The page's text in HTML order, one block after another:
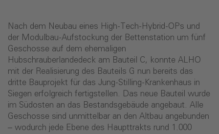
Nach dem Neubau eines High-Tech-Hybrid-OPs und
der Modulbau-Aufstockung der Bettenstation um fünf
Geschosse auf dem ehemaligen
Hubschrauberlandedeck am Bauteil C, konnte ALHO
mit der Realisierung des Bauteils G nun bereits das
dritte Bauprojekt für das Jung-Stilling-Krankenhaus in
Siegen erfolgreich fertigstellen. Das neue Bauteil wurde
im Südosten an das Bestandsgebäude angebaut. Alle
Geschosse sind unmittelbar an den Altbau angebunden
– wodurch jede Ebene des Haupttrakts rund 1.000